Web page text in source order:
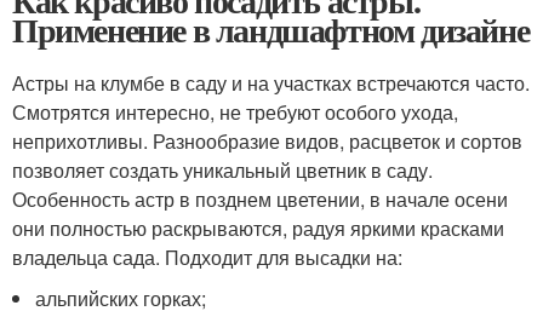
Применение в ландшафтном дизайне
Астры на клумбе в саду и на участках встречаются часто.
Смотрятся интересно, не требуют особого ухода,
неприхотливы. Разнообразие видов, расцветок и сортов
позволяет создать уникальный цветник в саду.
Особенность астр в позднем цветении, в начале осени
они полностью раскрываются, радуя яркими красками
владельца сада. Подходит для высадки на:
альпийских горках;